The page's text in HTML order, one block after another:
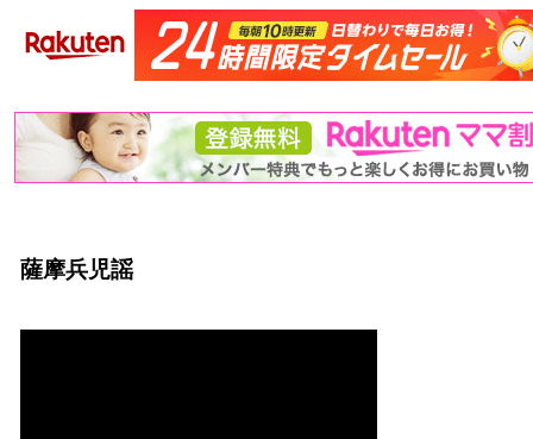
薩摩兵児謡